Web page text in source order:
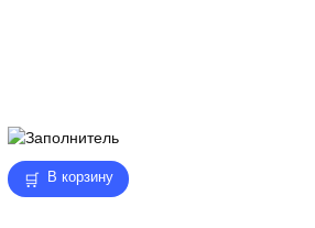
В корзину